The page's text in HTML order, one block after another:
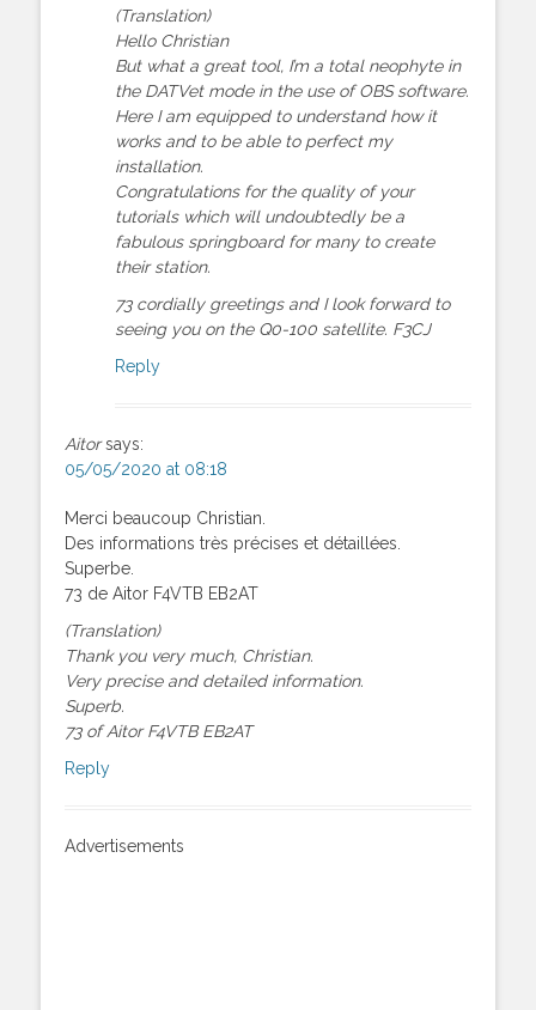
(Translation)
Hello Christian
But what a great tool, I’m a total neophyte in
the DATVet mode in the use of OBS software.
Here I am equipped to understand how it
works and to be able to perfect my
installation.
Congratulations for the quality of your
tutorials which will undoubtedly be a
fabulous springboard for many to create
their station.
73 cordially greetings and I look forward to
seeing you on the Q0-100 satellite. F3CJ
Reply
Aitor says:
05/05/2020 at 08:18
Merci beaucoup Christian.
Des informations très précises et détaillées.
Superbe.
73 de Aitor F4VTB EB2AT
(Translation)
Thank you very much, Christian.
Very precise and detailed information.
Superb.
73 of Aitor F4VTB EB2AT
Reply
Advertisements